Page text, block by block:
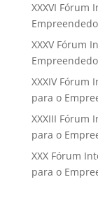
XXXVI Fórum
XXXV Fórum
XXXIV Fórum
para o
XXXIII Fórum
para o
XXX Fórum
para o